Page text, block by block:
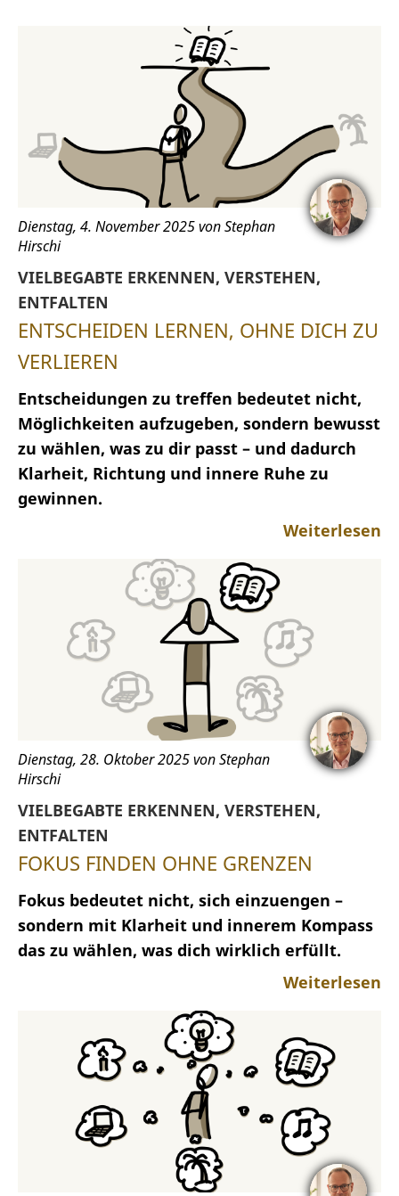
Dienstag, 4. November 2025 von Stephan
Hirschi
VIELBEGABTE ERKENNEN, VERSTEHEN,
ENTFALTEN
ENTSCHEIDEN LERNEN, OHNE DICH ZU
VERLIEREN
Entscheidungen zu treffen bedeutet nicht,
Möglichkeiten aufzugeben, sondern bewusst
zu wählen, was zu dir passt – und dadurch
Klarheit, Richtung und innere Ruhe zu
gewinnen.
Weiterlesen
Dienstag, 28. Oktober 2025 von Stephan
Hirschi
VIELBEGABTE ERKENNEN, VERSTEHEN,
ENTFALTEN
FOKUS FINDEN OHNE GRENZEN
Fokus bedeutet nicht, sich einzuengen –
sondern mit Klarheit und innerem Kompass
das zu wählen, was dich wirklich erfüllt.
Weiterlesen